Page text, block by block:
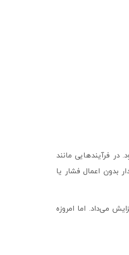
در فرآیندهایی مانند
بدون اعمال فشار یا
می‌داد. اما امروزه